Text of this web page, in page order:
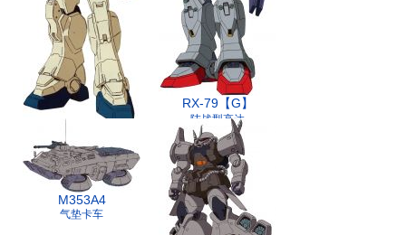
Ez8高达
RX-79【G】
陆战型高达
M353A4
气垫卡车